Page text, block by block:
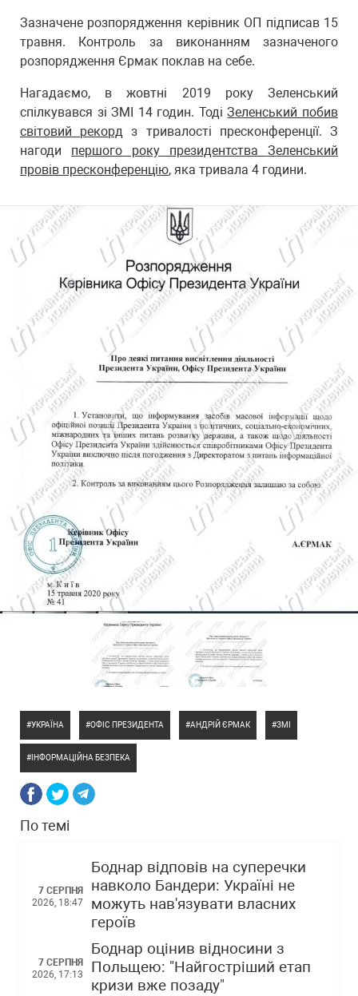
Зазначене розпорядження керівник ОП підписав 15
травня. Контроль за виконанням зазначеного
розпорядження Єрмак поклав на себе.
Нагадаємо, в жовтні 2019 року Зеленський
спілкувався зі ЗМІ 14 годин. ТодіЗеленський побив
світовий рекорд з тривалості пресконференції. З
нагоди першого року президентства Зеленський
провів пресконференцію, яка тривала 4 години.
УКРАЇНА ОФІС ПРЕЗИДЕНТА АНДРІЙ ЄРМАК ЗМІ
ІНФОРМАЦІЙНА БЕЗПЕКА
По темі
7 СЕРПНЯ
2026, 18:47
Боднар відповів на суперечки
навколо Бандери: Україні не
можуть нав'язувати власних
героїв
7 СЕРПНЯ
2026, 17:13
Боднар оцінив відносини з
Польщею: "Найгостріший етап
кризи вже позаду"